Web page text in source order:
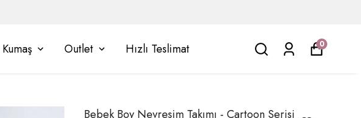
Kumaş Outlet Hızlı Teslimat 0
Bebek Boy Nevresim Takımı - Cartoon Serisi